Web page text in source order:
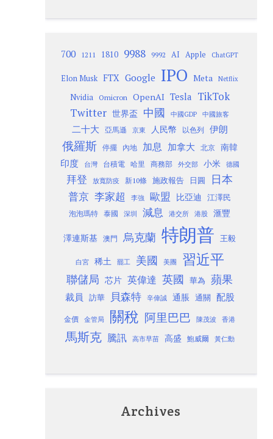
700 1211 1810 9988 9992 AI Apple ChatGPT
Elon Musk FTX Google IPO Meta Netflix
Nvidia Omicron OpenAI Tesla TikTok
Twitter 世界盃 中國 中國GDP 中國旅客
二十大 亞馬遜 京東 人民幣 以色列 伊朗
俄羅斯 停擺 內地 加息 加拿大 北京
南韓
印度
台灣 台積電 哈里 商務部 外交部 小米 德國
拜登 放寬防疫 新10條 施政報告 日圓 日本
普京 李家超 李強 歐盟 比亞迪 江澤民
泡泡瑪特 泰國 深圳 減息 港交所 港股 滙豐
澤連斯基 澳門 烏克蘭 特朗普 王毅
白宮 稀土 罷工 美國 美團 習近平
聯儲局 芯片 英偉達 英國 華為 蘋果
裁員 訪華 貝森特 辛偉誠 通脹 通關 配股
金價 金管局 關稅 阿里巴巴 陳茂波 香港
馬斯克 騰訊 高市早苗 高盛 鮑威爾 黃仁勳
Archives